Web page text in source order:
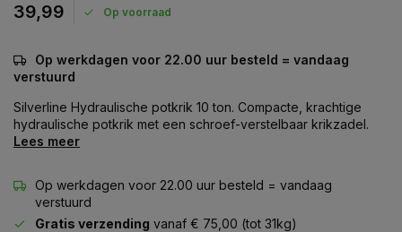
39,99 Op voorraad
Op werkdagen voor 22.00 uur besteld = vandaag
verstuurd
Silverline Hydraulische potkrik 10 ton. Compacte, krachtige
hydraulische potkrik met een schroef-verstelbaar krikzadel.
Lees meer
Op werkdagen voor 22.00 uur besteld = vandaag
verstuurd
Gratis verzending vanaf € 75,00 (tot 31kg)